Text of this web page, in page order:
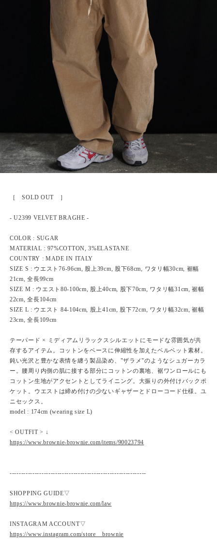
［ SOLD OUT ］
- U2399 VELVET BRAGHE -
COLOR : SUGAR
MATERIAL : 97%COTTON, 3%ELASTANE
COUNTRY : MADE IN ITALY
SIZE S : ウエスト76-96cm, 股上39cm, 股下68cm, ワタリ幅30cm, 裾幅
21cm, 全長99cm
SIZE M : ウエスト80-100cm, 股上40cm, 股下70cm, ワタリ幅31cm, 裾幅
22cm, 全長104cm
SIZE L : ウエスト 84-104cm, 股上41cm, 股下72cm, ワタリ幅32cm, 裾幅
23cm, 全長109cm
テーパード × ミディアムリラックスシルエットにモードな雰囲気が共
存するアイテム。コットンをベースに伸縮性を加えたベルベット素材。
鈍い光沢と豊かな表情を纏う製品染め、"ザラメ"のようなシュガーカラ
ー。腰周り内側の肌に接する部分にコットンの裏地、裾ワンロールにも
コットン生地がアクセントとしてライニング。大振りの外付けバックポ
ケット。ウエストは締め付けの少ないギャザーとドローコード仕様。ユ
ニセックス。
model : 174cm (wearing size L)
< OUTFIT > ↓
https://www.brownie-brownie.com/items/90023794
------------------------------------------------------------
SHOPPING GUIDE▽
https://www.brownie-brownie.com/law
INSTAGRAM ACCOUNT▽
https://www.instagram.com/store__brownie